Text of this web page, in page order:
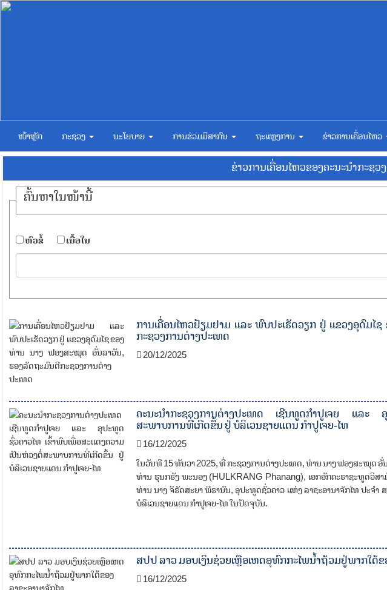
ໜ້າຫຼັກ ກະຊວງ ນະໂຍບາຍ ການຮ່ວມມືສາກົນ ຖະແຫຼງການ ຂ່າວການເຄື່ອນໄຫວ
ຂ່າວການເຄື່ອນໄຫວຂອງຄະນະນຳກະຊວງ
ຄົ້ນ​ຫາ​ໃນ​ໜ້ານີ້
​ຫົວ​ຂໍ້ ​ເນື້ອ​ໃນ
ການເຄື່ອນໄຫວຢ້ຽມຢາມ ແລະ ພົບປະເຮັດວຽກ ຢູ່ ແຂວງອຸດົມ
ກະຊວງການຕ່າງປະເທດ
20/12/2025
ຄະນະນໍາກະຊວງການຕ່າງປະເທດ ເຊີນທູດກໍາປູເຈຍ ແລະ
ສະພາບການທີ່ເກີດຂຶ້ນ ຢູ່ ບໍລິເວນຊາຍແດນ ກໍາປູເຈຍ-ໄທ
16/12/2025
ໃນວັນທີ 15 ທັນວາ 2025, ທີ່ ກະຊວງການຕ່າງປະເທດ, ທ່ານ ນາງ ຟອງສະໝຸດ
ທ່ານ ຮຸນກຣັງ ພະນອງ (HULKRANG Phanang), ເອກອັກຄະຣາຊະທູດວິສ
ທ່ານ ນາງ ຈິຣັດສະຍາ ພີຣານົນ, ອຸປະທູດຊົ່ວຄາວ ແຫ່ງ ລາຊະອານາຈັກໄທ ປະຈໍ
ບໍລິເວນຊາຍແດນ ກໍາປູເຈຍ-ໄທ ໃນປັດຈຸບັນ.
ສປປ ລາວ ມອບເງິນຊ່ວຍເຫຼືອເຫດອຸທົກກະໄພນໍ້າຖ້ວມຢູ່ພາກໃຕ້ຂ
16/12/2025